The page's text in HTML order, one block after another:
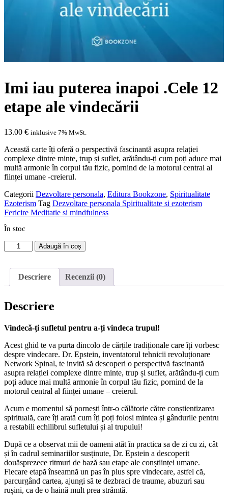
Imi iau puterea inapoi .Cele 12
etape ale vindecării
13.00 € inklusive 7% MwSt.
Această carte îți oferă o perspectivă fascinantă asupra relației
complexe dintre minte, trup și suflet, arătându-ți cum poți aduce mai
multă armonie în corpul tău fizic, pornind de la motorul central al
ființei umane -creierul.
Categorii Dezvoltare personala, Editura Bookzone, Spiritualitate
Ezoterism Tag Dezvoltare personala Spiritualitate si ezoterism
Fericire Meditatie si mindfulness
În stoc
Cantitate
Imi
puterea
inapoi
etape
vindecării
Adaugă în coș
Descriere Recenzii (0)
Descriere
Vindecă-ți sufletul pentru a-ți vindeca trupul!
Acest ghid te va purta dincolo de cărțile tradiționale care îți vorbesc
despre vindecare. Dr. Epstein, inventatorul tehnicii revoluționare
Network Spinal, te invită să descoperi o perspectivă fascinantă
asupra relației complexe dintre minte, trup și suflet, arătându-ți cum
poți aduce mai multă armonie în corpul tău fizic, pornind de la
motorul central al ființei umane – creierul.
Acum e momentul să pornești într-o călătorie către conștientizarea
spirituală, care îți arată cum îți poți folosi mintea și gândurile pentru
a restabili echilibrul sufletului și al trupului!
După ce a observat mii de oameni atât în practica sa de zi cu zi, cât
și în cadrul seminariilor susținute, Dr. Epstein a descoperit
douăsprezece ritmuri de bază sau etape ale conștiinței umane.
Fiecare etapă înseamnă un pas în plus spre vindecare, astfel că,
parcurgând cartea, ajungi să te dezbraci de traume, abuzuri sau
rușini, ca de o haină mult prea strâmtă.